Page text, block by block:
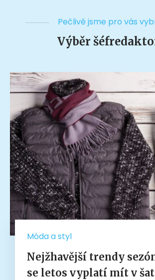
Pečlivě jsme pro vás
Výběr
Móda a styl
Nejžhavější trendy
se letos vyplatí mít v